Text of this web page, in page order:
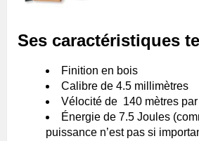
Ses caractéristiques
Finition en bois
Calibre de 4.5 millimètres
Vélocité de 140 mètres
Énergie de 7.5 Joules
puissance n’est pas si